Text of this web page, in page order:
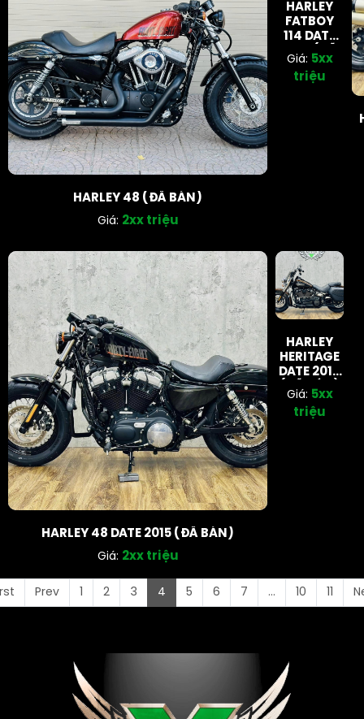
HARLEY 48 (ĐÃ BÁN)
Giá: 2xx triệu
HARLEY
FATBOY
114 DATE
2018 (ĐÃ
BÁN)
Giá: 5xx
triệu
HARLEY 48 DATE 2015 (ĐÃ BÁN)
Giá: 2xx triệu
HARLEY
HERITAGE
DATE 2019
(ĐÃ BÁN)
Giá: 5xx
triệu
Prev 1 2 3 4 5 6 7 ... 10 11